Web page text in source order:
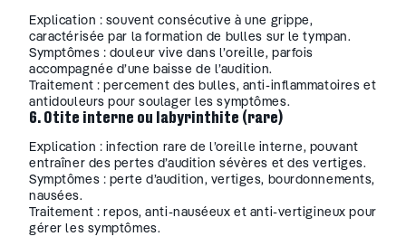
Explication : souvent consécutive à une grippe,
caractérisée par la formation de bulles sur le tympan.
Symptômes : douleur vive dans l’oreille, parfois
accompagnée d’une baisse de l’audition.
Traitement : percement des bulles, anti-inflammatoires et
antidouleurs pour soulager les symptômes.
6. Otite interne ou labyrinthite (rare)
Explication : infection rare de l’oreille interne, pouvant
entraîner des pertes d’audition sévères et des vertiges.
Symptômes : perte d’audition, vertiges, bourdonnements,
nausées.
Traitement : repos, anti-nauséeux et anti-vertigineux pour
gérer les symptômes.